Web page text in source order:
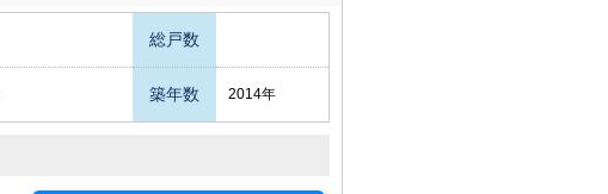
総戸数
築年数 2014年